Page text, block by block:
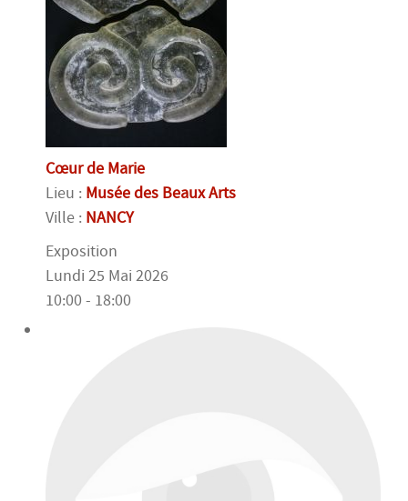
Cœur de Marie
Lieu : Musée des Beaux Arts
Ville : NANCY
Exposition
Lundi 25 Mai 2026
10:00 - 18:00